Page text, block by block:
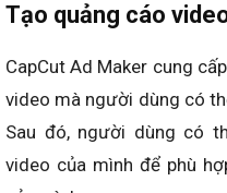
Tạo quảng cáo
CapCut Ad Maker cung
video mà người dùng có
Sau đó, người dùng có
video của mình để phù